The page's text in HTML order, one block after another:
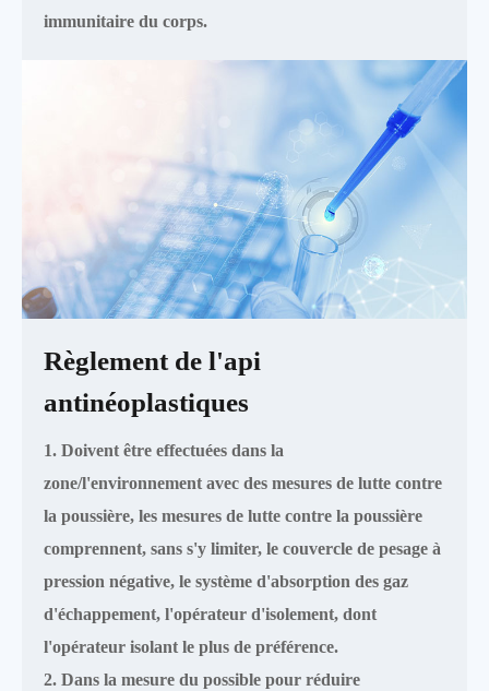
immunitaire du corps.
Règlement de l'api
antinéoplastiques
1. Doivent être effectuées dans la
zone/l'environnement avec des mesures de lutte contre
la poussière, les mesures de lutte contre la poussière
comprennent, sans s'y limiter, le couvercle de pesage à
pression négative, le système d'absorption des gaz
d'échappement, l'opérateur d'isolement, dont
l'opérateur isolant le plus de préférence.
2. Dans la mesure du possible pour réduire